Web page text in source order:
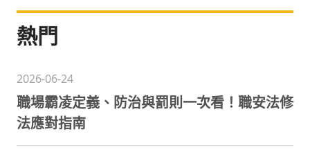
熱門
2026-06-24
職場霸凌定義、防治與罰則一次看！職安法修
法應對指南